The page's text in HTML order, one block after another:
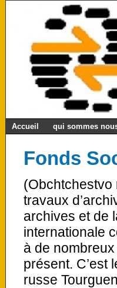
Accueil qui sommes
Fonds
(Obchtchestvo
travaux
archives et de
internationale
à de
présent. C’est
russe